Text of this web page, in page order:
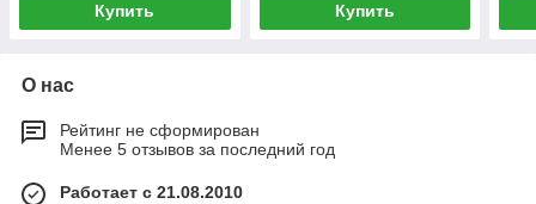
Купить Купить
О нас
Рейтинг не сформирован
Менее 5 отзывов за последний год
Работает с 21.08.2010